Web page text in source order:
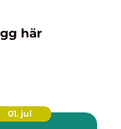
här
01. jul